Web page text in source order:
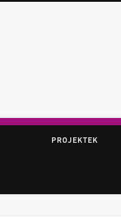
PROJEKTEK